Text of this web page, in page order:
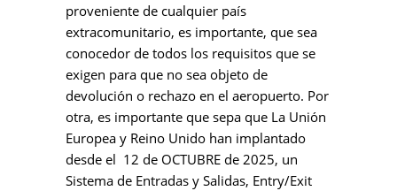
proveniente de cualquier país
extracomunitario, es importante, que sea
conocedor de todos los requisitos que se
exigen para que no sea objeto de
devolución o rechazo en el aeropuerto. Por
otra, es importante que sepa que La Unión
Europea y Reino Unido han implantado
desde el 12 de OCTUBRE de 2025, un
Sistema de Entradas y Salidas, Entry/Exit